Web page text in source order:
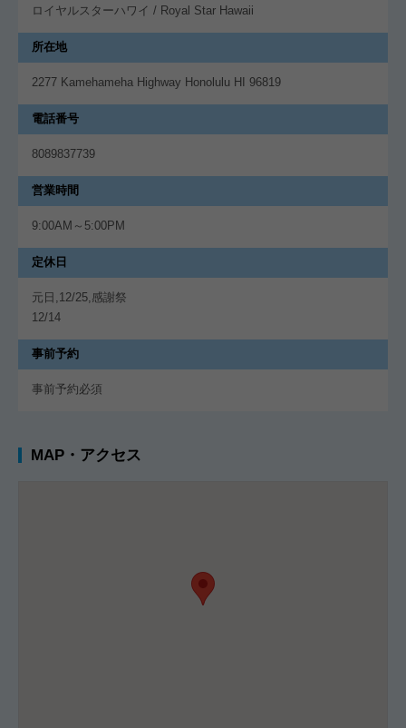
ロイヤルスターハワイ / Royal Star Hawaii
所在地
2277 Kamehameha Highway Honolulu HI 96819
電話番号
8089837739
営業時間
9:00AM～5:00PM
定休日
元日,12/25,感謝祭
12/14
事前予約
事前予約必須
MAP・アクセス